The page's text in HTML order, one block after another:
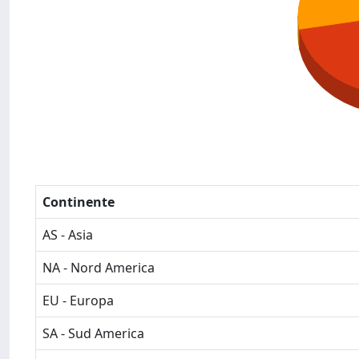
Continente
AS - Asia
NA - Nord America
EU - Europa
SA - Sud America